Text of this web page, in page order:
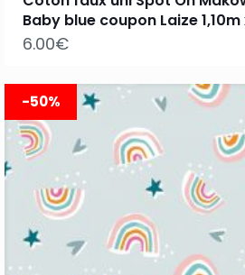
Baby blue coupon Laize
6.00€
-50%